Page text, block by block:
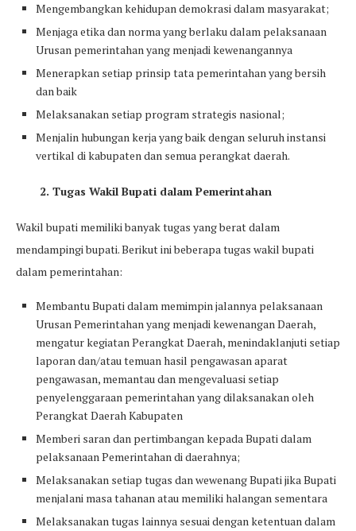
Mengembangkan kehidupan demokrasi dalam masyarakat;
Menjaga etika dan norma yang berlaku dalam pelaksanaan
Urusan pemerintahan yang menjadi kewenangannya
Menerapkan setiap prinsip tata pemerintahan yang bersih
dan baik
Melaksanakan setiap program strategis nasional;
Menjalin hubungan kerja yang baik dengan seluruh instansi
vertikal di kabupaten dan semua perangkat daerah.
2. Tugas Wakil Bupati dalam Pemerintahan
Wakil bupati memiliki banyak tugas yang berat dalam
mendampingi bupati. Berikut ini beberapa tugas wakil bupati
dalam pemerintahan:
Membantu Bupati dalam memimpin jalannya pelaksanaan
Urusan Pemerintahan yang menjadi kewenangan Daerah,
mengatur kegiatan Perangkat Daerah, menindaklanjuti setiap
laporan dan/atau temuan hasil pengawasan aparat
pengawasan, memantau dan mengevaluasi setiap
penyelenggaraan pemerintahan yang dilaksanakan oleh
Perangkat Daerah Kabupaten
Memberi saran dan pertimbangan kepada Bupati dalam
pelaksanaan Pemerintahan di daerahnya;
Melaksanakan setiap tugas dan wewenang Bupati jika Bupati
menjalani masa tahanan atau memiliki halangan sementara
Melaksanakan tugas lainnya sesuai dengan ketentuan dalam